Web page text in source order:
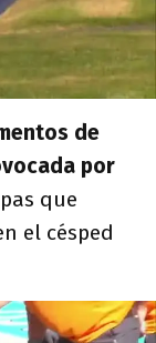
de
por
que
el césped